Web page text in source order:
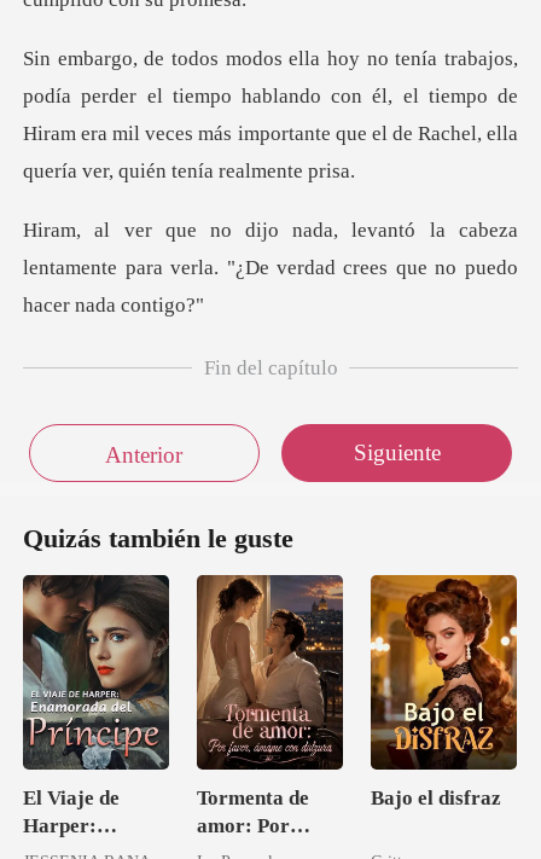
el tiempo hablando con él, el tiempo de
Hiram era mil veces más impor
a cabeza
lentamente para verla. "¿De verd
Fin del capítulo
Anterior Siguiente
Quizás también le guste
El Viaje de
Harper:
Enamorada del
Tormenta de
amor: Por
favor, ámame
Bajo el disfraz